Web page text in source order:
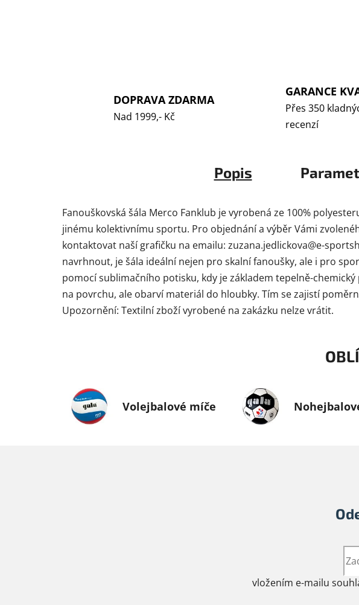
DOPRAVA ZDARMA
Nad 1999,- Kč
GARANCE
Přes 350
recenzí
Popis
Fanouškovská šála Merco Fanklub je vyrobená ze 100%
jinému kolektivnímu sportu. Pro objednání a výběr Vámi
kontaktovat naší grafičku na emailu: zuzana.jedlickova@e-
navrhnout, je šála ideální nejen pro skalní fanoušky, ale i pro
pomocí sublimačního potisku, kdy je základem tepelně-
na povrchu, ale obarví materiál do hloubky. Tím se zajistí
Upozornění: Textilní zboží vyrobené na zakázku nelze vrátit.
Volejbalové míče
vložením e-mailu